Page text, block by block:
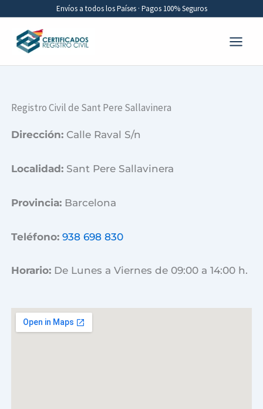
contenido
Envíos a todos los Países · Pagos 100% Seguros
Registro Civil de Sant Pere Sallavinera
Dirección: Calle Raval S/n
Localidad: Sant Pere Sallavinera
Provincia: Barcelona
Teléfono: 938 698 830
Horario: De Lunes a Viernes de 09:00 a 14:00 h.